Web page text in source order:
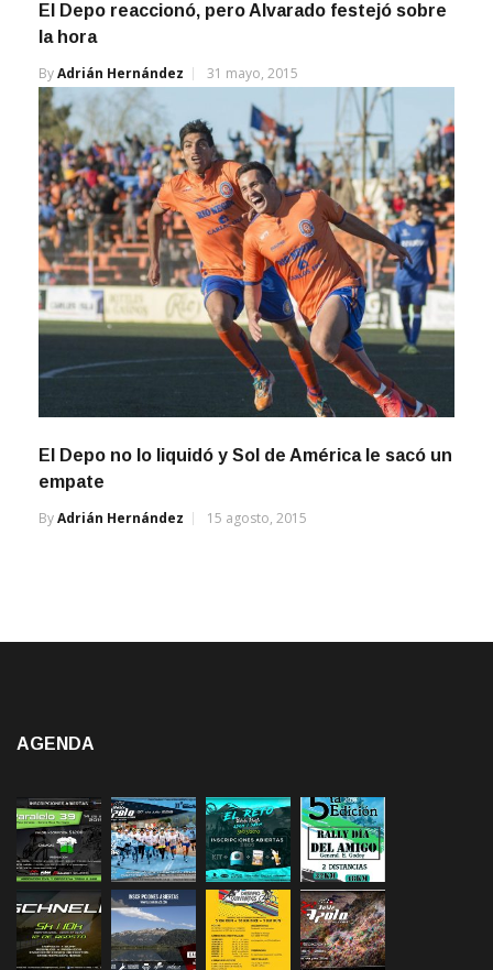
El Depo reaccionó, pero Alvarado festejó sobre
la hora
ByAdrián Hernández 31 mayo, 2015
El Depo no lo liquidó y Sol de América le sacó un
empate
ByAdrián Hernández 15 agosto, 2015
AGENDA